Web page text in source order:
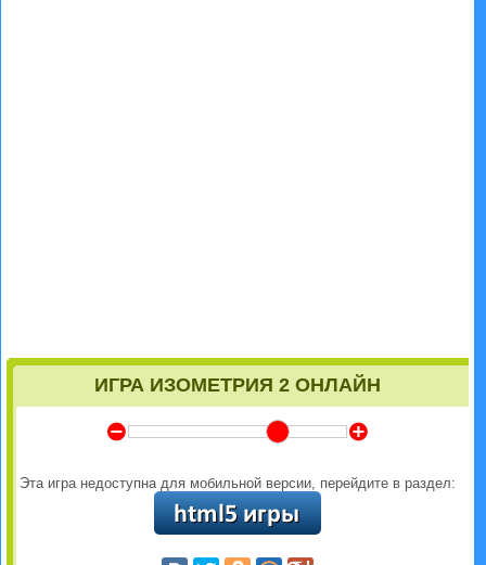
ИГРА ИЗОМЕТРИЯ 2 ОНЛАЙН
Y Z
Эта игра недоступна для мобильной версии, перейдите в раздел: